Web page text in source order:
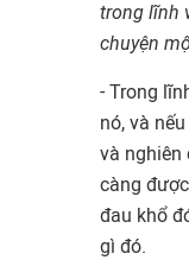
trong lĩnh
chuyện
- Trong
nó, và
và nghiên
càng
đau khổ
gì đó.